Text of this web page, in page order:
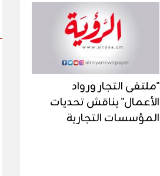
"ملتقى التجار ورواد
الأعمال" يناقش تحديات
المؤسسات التجارية